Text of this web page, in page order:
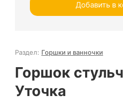
Добавить в
Раздел: Горшки и ванночки
Горшок
Уточка